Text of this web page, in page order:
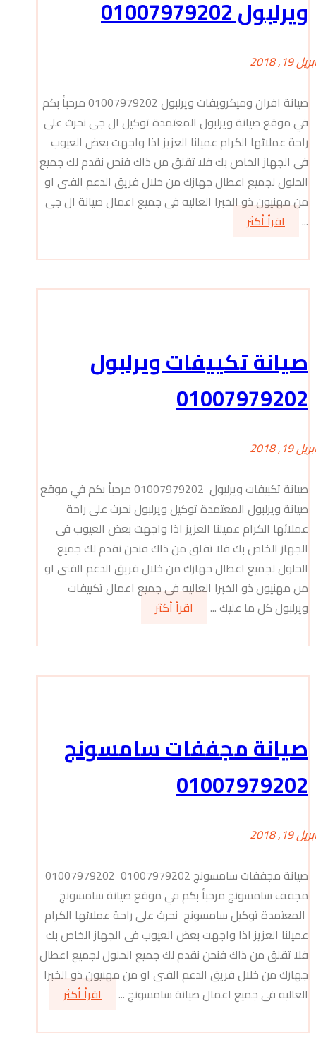
ويرلبول 01007979202
أبريل 19, 2018
صيانة افران وميكرويفات ويرلبول 01007979202 مرحبأ بكم
في موقع صيانة ويرلبول المعتمدة توكيل ال جى نحرث على
راحة عملائها الكرام عميلنا العزيز اذا واجهت بعض العيوب
فى الجهاز الخاص بك فلا تقلق من ذاك فنحن نقدم لك جميع
الحلول لجميع اعطال جهازك من خلال فريق الدعم الفنى او
من مهنيون ذو الخبرا العاليه فى جميع اعمال صيانة ال جى
...
اقرأ أكثر
صيانة تكييفات ويرلبول
01007979202
أبريل 19, 2018
صيانة تكييفات ويرلبول 01007979202 مرحبأ بكم في موقع
صيانة ويرلبول المعتمدة توكيل ويرلبول نحرث على راحة
عملائها الكرام عميلنا العزيز اذا واجهت بعض العيوب فى
الجهاز الخاص بك فلا تقلق من ذاك فنحن نقدم لك جميع
الحلول لجميع اعطال جهازك من خلال فريق الدعم الفنى او
من مهنيون ذو الخبرا العاليه فى جميع اعمال تكييفات
ويرلبول كل ما عليك ...
اقرأ أكثر
صيانة مجففات سامسونج
01007979202
أبريل 19, 2018
صيانة مجففات سامسونج 01007979202 01007979202
مجفف سامسونج مرحبأ بكم في موقع صيانة سامسونج
المعتمدة توكيل سامسونج نحرث على راحة عملائها الكرام
عميلنا العزيز اذا واجهت بعض العيوب فى الجهاز الخاص بك
فلا تقلق من ذاك فنحن نقدم لك جميع الحلول لجميع اعطال
جهازك من خلال فريق الدعم الفنى او من مهنيون ذو الخبرا
العاليه فى جميع اعمال صيانة سامسونج ...
اقرأ أكثر